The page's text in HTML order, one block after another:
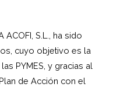
ACOFI, S.L., ha sido
cuyo objetivo es la
PYMES, y gracias al
de Acción con el